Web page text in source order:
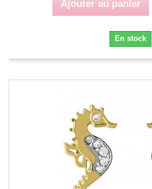
Ajouter au panier
En stock